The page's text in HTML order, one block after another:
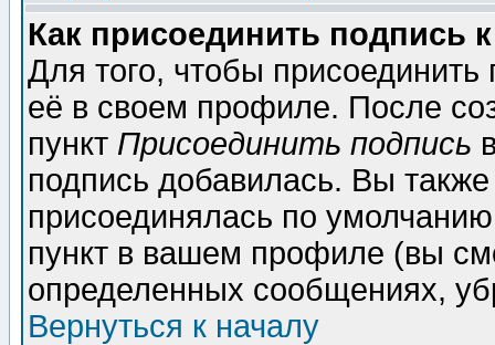
Как присоединить подпись
Для того, чтобы
её в своем профиле. После
пункт Присоединить подпись
подпись добавилась. Вы
присоединялась по
пункт в вашем профиле (вы
определенных сообщениях,
Вернуться к началу